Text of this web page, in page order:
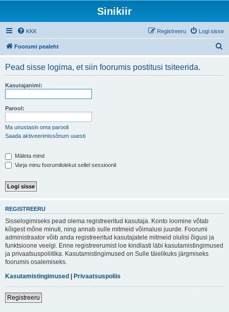
Sinikiir
KKK Logi sisse
Registreeru
Foorumi pealeht
Pead sisse logima, et siin foorumis postitusi tsiteerida.
Kasutajanimi:
Parool:
Ma unustasin oma parooli
Saada aktiveerimissõnum uuesti
Mäleta mind
Varja minu foorumilolekut sellel sessioonil
REGISTREERU
Sisselogimiseks pead olema registreeritud kasutaja. Konto loomine võtab
kõigest mõne minuti, ning annab sulle mitmeid võimalusi juurde. Foorumi
administraator võib anda registreeritud kasutajatele mitmeid olulisi õigusi ja
funktsioone veelgi. Enne registreerumist loe kindlasti läbi kasutamistingimused
ja privaatsuspoliitika. Kasutamistingimused on Sulle täielikuks järgmiseks
foorumis osalemiseks.
Kasutamistingimused | Privaatsuspoliis
Registreeru